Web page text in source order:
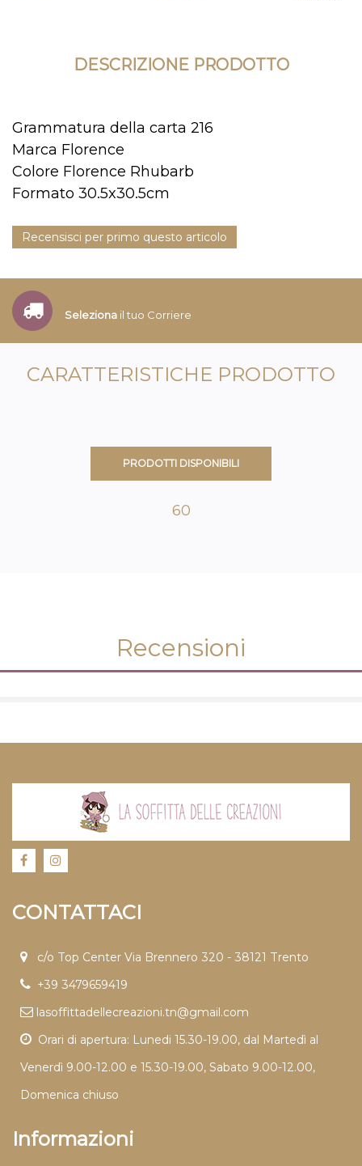
DESCRIZIONE PRODOTTO
Grammatura della carta 216
Marca Florence
Colore Florence Rhubarb
Formato 30.5x30.5cm
Recensisci per primo questo articolo
Seleziona il tuo Corriere
CARATTERISTICHE PRODOTTO
PRODOTTI DISPONIBILI
60
Recensioni
CONTATTACI
c/o Top Center Via Brennero 320 - 38121 Trento
+39 3479659419
lasoffittadellecreazioni.tn@gmail.com
Orari di apertura: Lunedi 15.30-19.00, dal Martedì al
Venerdì 9.00-12.00 e 15.30-19.00, Sabato 9.00-12.00,
Domenica chiuso
Informazioni